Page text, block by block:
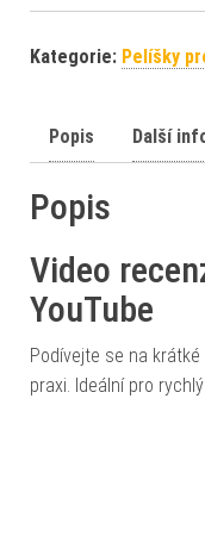
Kategorie: Pelíšky
Popis Další
Popis
Video
YouTube
Podívejte se na
praxi. Ideální pro